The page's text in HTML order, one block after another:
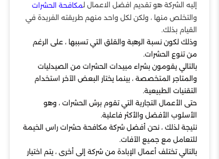
إليه الشركة هو تقديم افضل الاعمال لمكافحة الحشرات
والتخلص منها ، ولكن لكل واحد منهم طريقته الفريدة في
القيام بذلك.
وذلك لكون نسبة الرهبة والقلق التي تسببها ، على الرغم
من تنوع الحشرات.
بالتالي يقومون بشراء مبيدات الحشرات من الصيدليات
والمتاجر المتخصصة ، بينما يختار البعض الآخر استخدام
التقنيات الطبيعية.
حتى الأعمال التجارية التي تقوم برش الحشرات ، وهو
الأسلوب الأفضل والأكثر فاعلية.
نتيجة لذلك ، نحن أفضل شركة مكافحة حشرات راس الخيمة
للتعامل مع جميع الآفات.
بالتالي تختلف أعمال الإبادة من شركة إلى أخرى ، يتم اختيار